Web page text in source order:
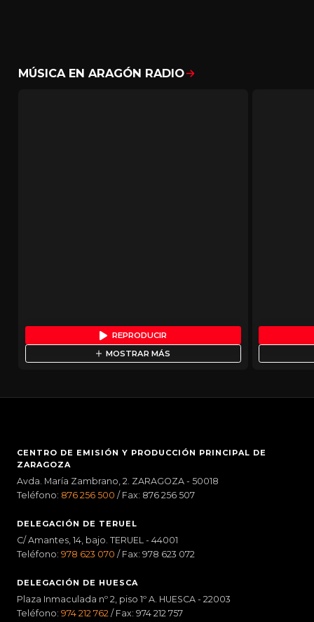
MÚSICA EN ARAGÓN RADIOMostrar todo
REPRODUCIR
MOSTRAR MÁS
CENTRO DE EMISIÓN Y PRODUCCIÓN PRINCIPAL DE
ZARAGOZA
Avda. María Zambrano, 2. ZARAGOZA - 50018
Teléfono: 876 256 500 / Fax: 876 256 507
DELEGACIÓN DE TERUEL
C/ Amantes, 14, bajo. TERUEL - 44001
Teléfono: 978 623 070 / Fax: 978 623 072
DELEGACIÓN DE HUESCA
Plaza Inmaculada nº 2, piso 1º A. HUESCA - 22003
Teléfono: 974 212 762 / Fax: 974 212 757